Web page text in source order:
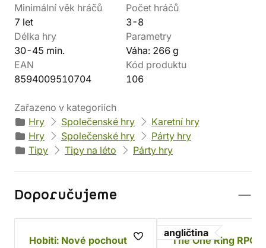
Minimální věk hráčů
7 let
Počet hráčů
3-8
Délka hry
30-45 min.
Parametry
Váha: 266 g
EAN
8594009510704
Kód produktu
106
Zařazeno v kategoriích
Hry
Společenské hry
Karetní hry
Hry
Společenské hry
Párty hry
Tipy
Tipy na léto Párty hry
Doporučujeme
Hobiti: Nové pochoutky
angličtina
The One Ring RPG: